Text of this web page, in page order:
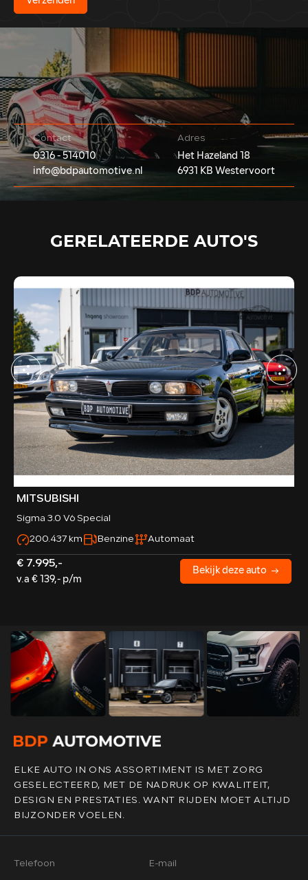
Contact
0316 - 514010
info@bdpautomotive.nl
Adres
Het Hazeland 18
6931 KB Westervoort
GERELATEERDE AUTO'S
MITSUBISHI
Sigma 3.0 V6 Special
200.437 km
Benzine Automaat
€ 7.995,-
v.a € 139,- p/m
Bekijk deze auto
ELKE AUTO IN ONS ASSORTIMENT IS MET ZORG
GESELECTEERD, MET DE NADRUK OP KWALITEIT,
DESIGN EN PRESTATIES. WANT RIJDEN MOET ALTIJD
BIJZONDER VOELEN.
Telefoon E-mail